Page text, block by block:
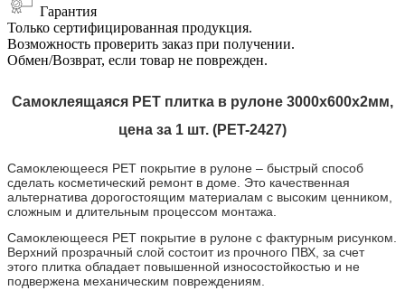
Гарантия
Только сертифицированная продукция.
Возможность проверить заказ при получении.
Обмен/Возврат, если товар не поврежден.
Самоклеящаяся PET плитка в рулоне 3000х600х2мм,
цена за 1 шт. (PET-2427)
Самоклеющееся PET покрытие в рулоне – быстрый способ
сделать косметический ремонт в доме. Это качественная
альтернатива дорогостоящим материалам с высоким ценником,
сложным и длительным процессом монтажа.
Самоклеющееся PET покрытие в рулоне с фактурным рисунком.
Верхний прозрачный слой состоит из прочного ПВХ, за счет
этого плитка обладает повышенной износостойкостью и не
подвержена механическим повреждениям.